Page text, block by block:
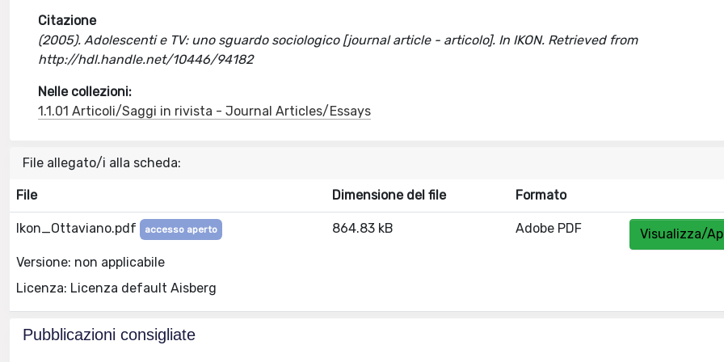
Citazione
(2005). Adolescenti e TV: uno sguardo sociologico [journal article - articolo]. In IKON. Retrieved from
http://hdl.handle.net/10446/94182
Nelle collezioni:
1.1.01 Articoli/Saggi in rivista - Journal Articles/Essays
File allegato/i alla scheda:
File Dimensione del file Formato
Ikon_Ottaviano.pdf accesso aperto
Versione: non applicabile
Licenza: Licenza default Aisberg
864.83 kB Adobe PDF Visualizza/
Pubblicazioni consigliate